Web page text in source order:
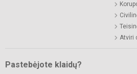
Atviri
Pastebėjote klaidų?